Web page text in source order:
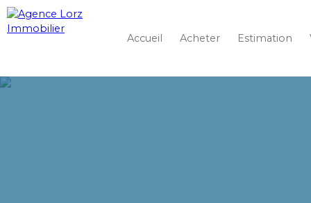
Accueil Acheter Estimation